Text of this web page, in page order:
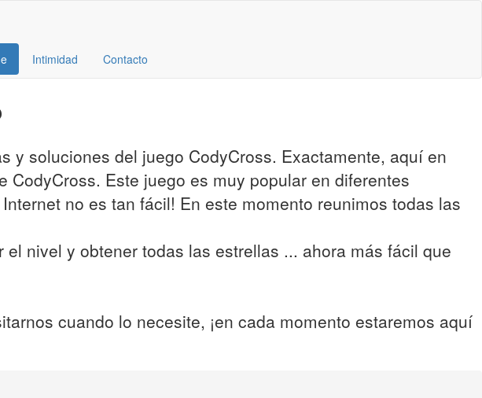
Intimidad Contacto
y soluciones del juego CodyCross. Exactamente, aquí en
Este juego es muy popular en diferentes
no es tan fácil! En este momento reunimos todas las
nivel y obtener todas las estrellas ... ahora más fácil que
cuando lo necesite, ¡en cada momento estaremos aquí